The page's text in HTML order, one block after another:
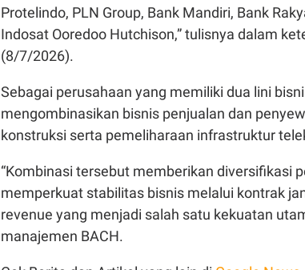
Protelindo, PLN Group, Bank Mandiri, Bank
Indosat Ooredoo Hutchison,” tulisnya dalam
(8/7/2026).
Sebagai perusahaan yang memiliki dua lini
mengombinasikan bisnis penjualan dan
konstruksi serta pemeliharaan infrastruktur
“Kombinasi tersebut memberikan diversifikasi
memperkuat stabilitas bisnis melalui kontrak
revenue yang menjadi salah satu kekuatan
manajemen BACH.